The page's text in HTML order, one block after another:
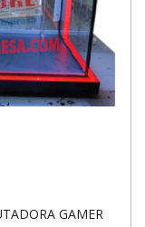
GAMER